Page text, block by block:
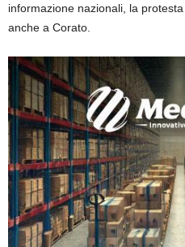
informazione nazionali, la
anche a Corato.